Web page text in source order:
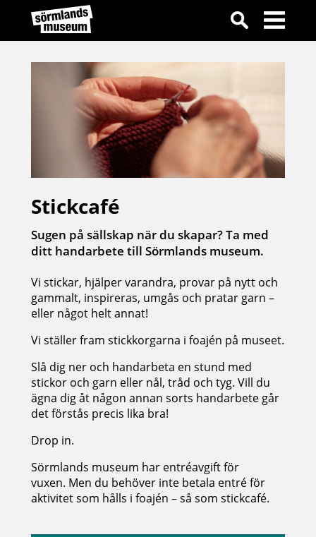
Stickcafé
Sugen på sällskap när du skapar? Ta med
ditt handarbete till Sörmlands museum.
Vi stickar, hjälper varandra, provar på nytt och
gammalt, inspireras, umgås och pratar garn –
eller något helt annat!
Vi ställer fram stickkorgarna i foajén på museet.
Slå dig ner och handarbeta en stund med
stickor och garn eller nål, tråd och tyg. Vill du
ägna dig åt någon annan sorts handarbete går
det förstås precis lika bra!
Drop in.
Sörmlands museum har entréavgift för
vuxen. Men du behöver inte betala entré för
aktivitet som hålls i foajén – så som stickcafé.